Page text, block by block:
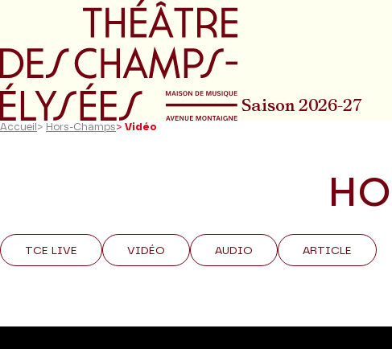
Aller au menu principal
Saison 2026-27
Accueil > Hors-Champs> Vidéo
TCE LIVE VIDÉO AUDIO ARTICLE